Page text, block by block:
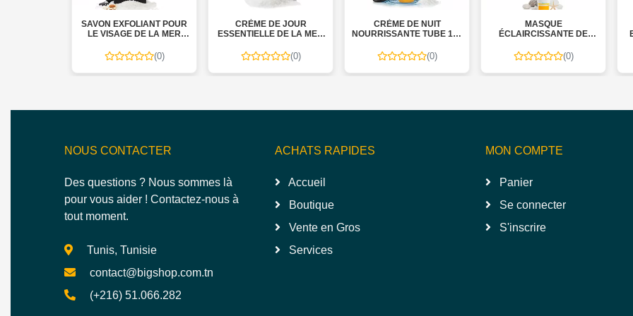
SAVON EXFOLIANT POUR
LE VISAGE DE LA MER
NOIX ET AMANDES 120 G -
GLORY
(0)
CRÈME DE JOUR
ESSENTIELLE DE LA MER
GLORY (0)
CRÈME DE NUIT
NOURRISSANTE TUBE 100
(0)
MASQUE
ÉCLAIRCISSANTE DE
LE VISAGE TUBE 100 ML -
GLORY
(0)
NOUS CONTACTER
Des questions ? Nous sommes là
pour vous aider ! Contactez-nous à
tout moment.
Tunis, Tunisie
contact@bigshop.com.tn
(+216) 51.066.282
ACHATS RAPIDES
Accueil
Boutique
Vente en Gros
Services
MON COMPTE
Panier
Se connecter
S'inscrire